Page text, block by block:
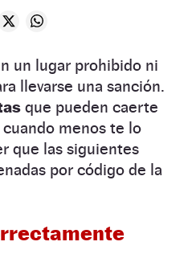
un lugar prohibido ni
llevarse una sanción.
que pueden caerte
cuando menos te lo
que las siguientes
por código de la